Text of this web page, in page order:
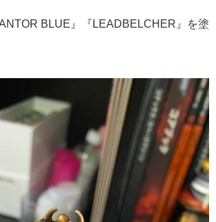
BLUE』『LEADBELCHER』を塗